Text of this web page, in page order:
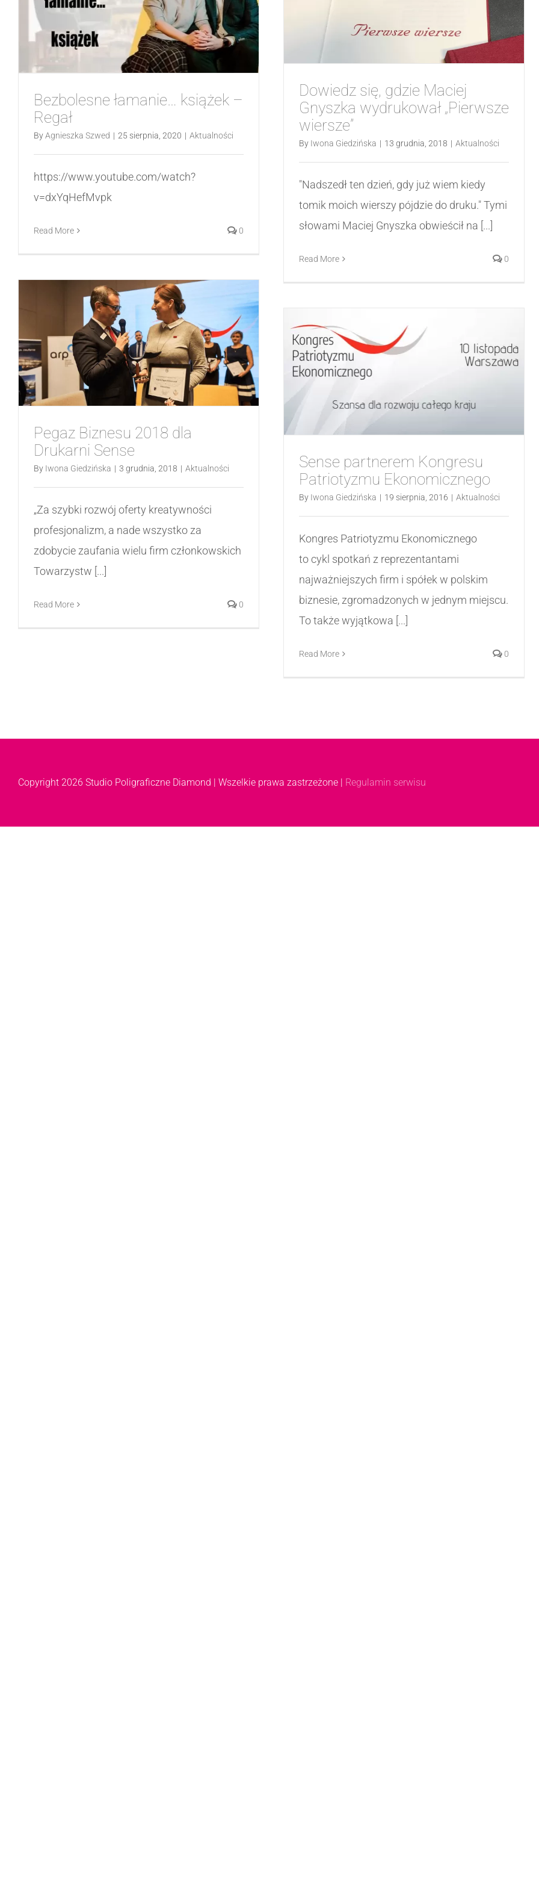
Bezbolesne łamanie… książek –
Regał
ByAgnieszka Szwed | 25 sierpnia, 2020 | Aktualności
https://www.youtube.com/watch?
v=dxYqHefMvpk
Read More 0
Dowiedz się, gdzie Maciej
Gnyszka wydrukował „Pierwsze
wiersze”
By Iwona Giedzińska | 13 grudnia, 2018 | Aktualności
"Nadszedł ten dzień, gdy już wiem kiedy
tomik moich wierszy pójdzie do druku." Tymi
słowami Maciej Gnyszka obwieścił na [...]
Read More 0
Pegaz Biznesu 2018 dla
Drukarni Sense
By Iwona Giedzińska | 3 grudnia, 2018 | Aktualności
„Za szybki rozwój oferty kreatywności
profesjonalizm, a nade wszystko za
zdobycie zaufania wielu firm członkowskich
Towarzystw [...]
Read More 0
Sense partnerem Kongresu
Patriotyzmu Ekonomicznego
By Iwona Giedzińska | 19 sierpnia, 2016 | Aktualności
Kongres Patriotyzmu Ekonomicznego
to cykl spotkań z reprezentantami
najważniejszych firm i spółek w polskim
biznesie, zgromadzonych w jednym miejscu.
To także wyjątkowa [...]
Read More 0
Copyright 2026 Studio Poligraficzne Diamond | Wszelkie prawa zastrzeżone | Regulamin serwisu